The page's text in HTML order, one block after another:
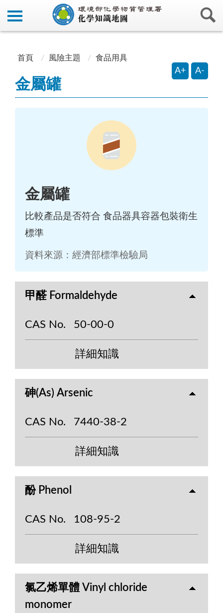
首頁 風險主題 食品用具
A+ A-
金屬罐
金屬罐
比較產品是否符合 食品器具容器包裝衛生
標準
資料來源：經濟部標準檢驗局
甲醛 Formaldehyde
CAS No. 50-00-0
詳細知識
砷(As) Arsenic
CAS No. 7440-38-2
詳細知識
酚 Phenol
CAS No. 108-95-2
詳細知識
氯乙烯單體 Vinyl chloride
monomer